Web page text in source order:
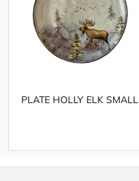
PLATE HOLLY ELK SMALL